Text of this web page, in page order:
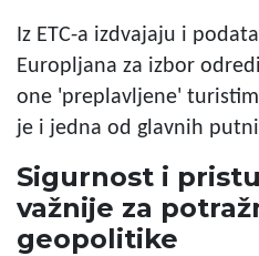
Iz ETC-a izdvajaju i
Europljana za izbor
one 'preplavljene'
je i jedna od glavnih
Sigurnost i
važnije za
geopolitike